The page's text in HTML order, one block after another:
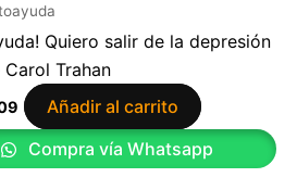
Quiero salir de la depresión
Carol Trahan
Añadir al carrito
Compra vía Whatsapp